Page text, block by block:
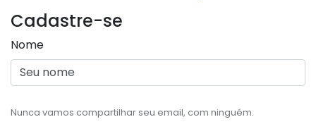
Cadastre-se
Nome
Nunca vamos compartilhar seu email, com ninguém.